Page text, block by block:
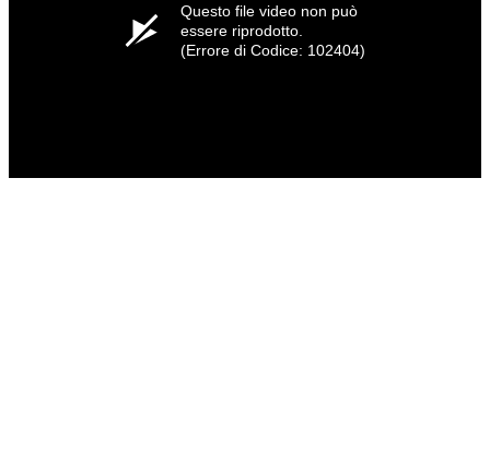
Questo file video non può
essere riprodotto.
(Errore di Codice: 102404)